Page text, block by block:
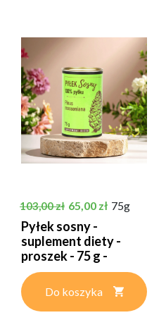
Cena podstawowa
103,00 zł Cena
65,00 zł 75g
Pyłek sosny -
suplement diety -
proszek - 75 g -
RawForest
Do koszyka